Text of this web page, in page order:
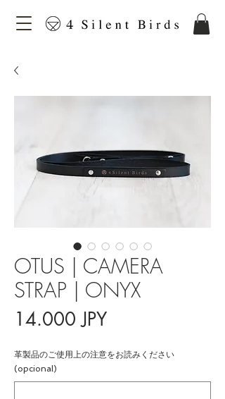
OTUS | CAMERA
STRAP | ONYX
14.000 JPYPrecio
革製品のご使用上の注意をお読みください
(opcional)